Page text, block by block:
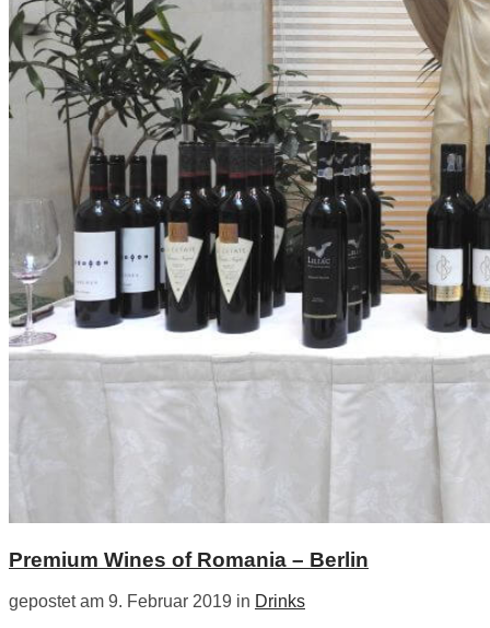
Premium Wines of Romania – Berlin
gepostet am 9. Februar 2019 in Drinks